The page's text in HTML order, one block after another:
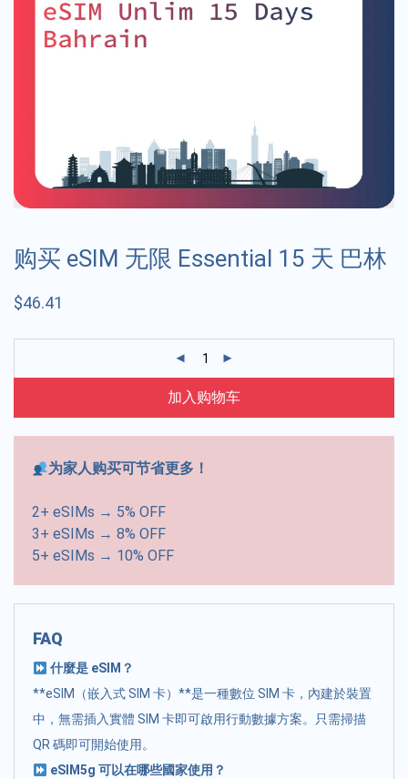
购买 eSIM 无限 Essential 15 天 巴林
$46.41
加入购物车
为家人购买可节省更多！
2+ eSIMs → 5% OFF
3+ eSIMs → 8% OFF
5+ eSIMs → 10% OFF
FAQ
什麼是 eSIM？
**eSIM（嵌入式 SIM 卡）**是一種數位 SIM 卡，內建於裝置
中，無需插入實體 SIM 卡即可啟用行動數據方案。只需掃描
QR 碼即可開始使用。
eSIM5g 可以在哪些國家使用？